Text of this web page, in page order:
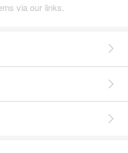
via our links.